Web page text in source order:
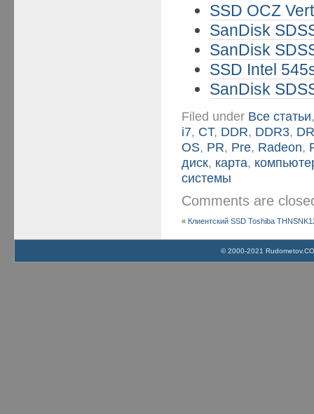
SSD OCZ
SanDisk
SanDisk
SSD Intel
SanDisk
Filed under Все статьи
i7, CT, DDR, DDR3,
OS, PR, Pre, Radeon,
диск, карта,
системы
Comments are
« Клиентский SSD Toshiba
© 2000-2021